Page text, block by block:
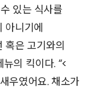
있는 식사를
아니기에
혹은 고기와의
의 킥이다. “<
우였어요. 채소가